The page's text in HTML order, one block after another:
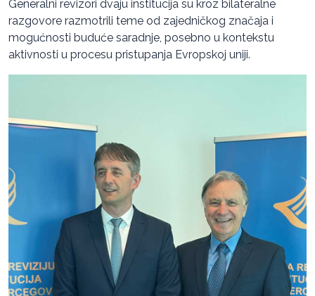
Generalni revizori dvaju institucija su kroz bilateralne
razgovore razmotrili teme od zajedničkog značaja i
mogućnosti buduće saradnje, posebno u kontekstu
aktivnosti u procesu pristupanja Evropskoj uniji.